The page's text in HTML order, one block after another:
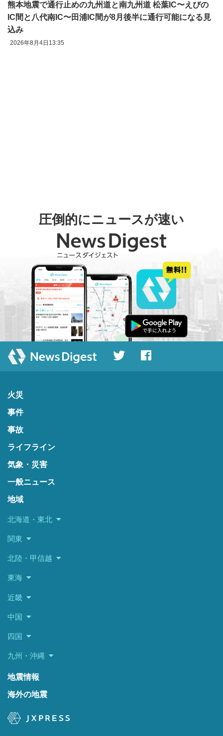
熊本地震で通行止めの九州道と南九州道 松葉IC〜えびの
IC間と八代南IC〜田浦IC間が8月後半に通行可能になる見
込み
2026年8月4日13:35
圧倒的にニュースが速い
火災
事件
事故
ライフライン
気象・災害
一般ニュース
地域
北海道・東北
関東
北陸・甲信越
東海
近畿
中国
四国
九州・沖縄
地震情報
海外の地震